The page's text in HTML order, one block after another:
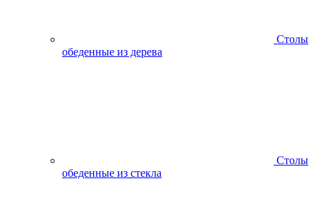
Столы
обеденные из дерева
Столы
обеденные из стекла